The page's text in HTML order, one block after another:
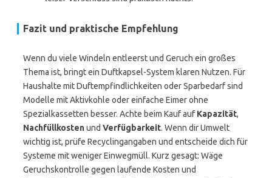
Fazit und praktische Empfehlung
Wenn du viele Windeln entleerst und Geruch ein großes
Thema ist, bringt ein Duftkapsel-System klaren Nutzen. Für
Haushalte mit Duftempfindlichkeiten oder Sparbedarf sind
Modelle mit Aktivkohle oder einfache Eimer ohne
Spezialkassetten besser. Achte beim Kauf auf Kapazität,
Nachfüllkostenund Verfügbarkeit. Wenn dir Umwelt
wichtig ist, prüfe Recyclingangaben und entscheide dich für
Systeme mit weniger Einwegmüll. Kurz gesagt: Wäge
Geruchskontrolle gegen laufende Kosten und